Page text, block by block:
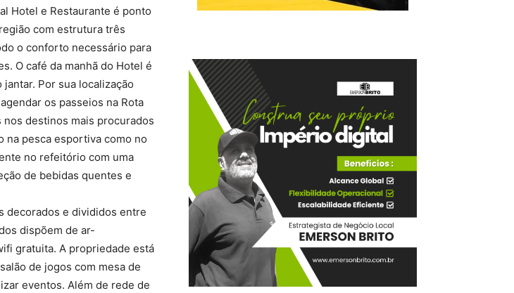
Hotel e Restaurante é ponto
com estrutura três
o conforto necessário para
O café da manhã do Hotel é
Por sua localização
os passeios na Rota
destinos mais procurados
na pesca esportiva como no
no refeitório com uma
de bebidas quentes e
decorados e divididos entre
dispõem de ar-
gratuita. A propriedade está
de jogos com mesa de
eventos. Além de rede de